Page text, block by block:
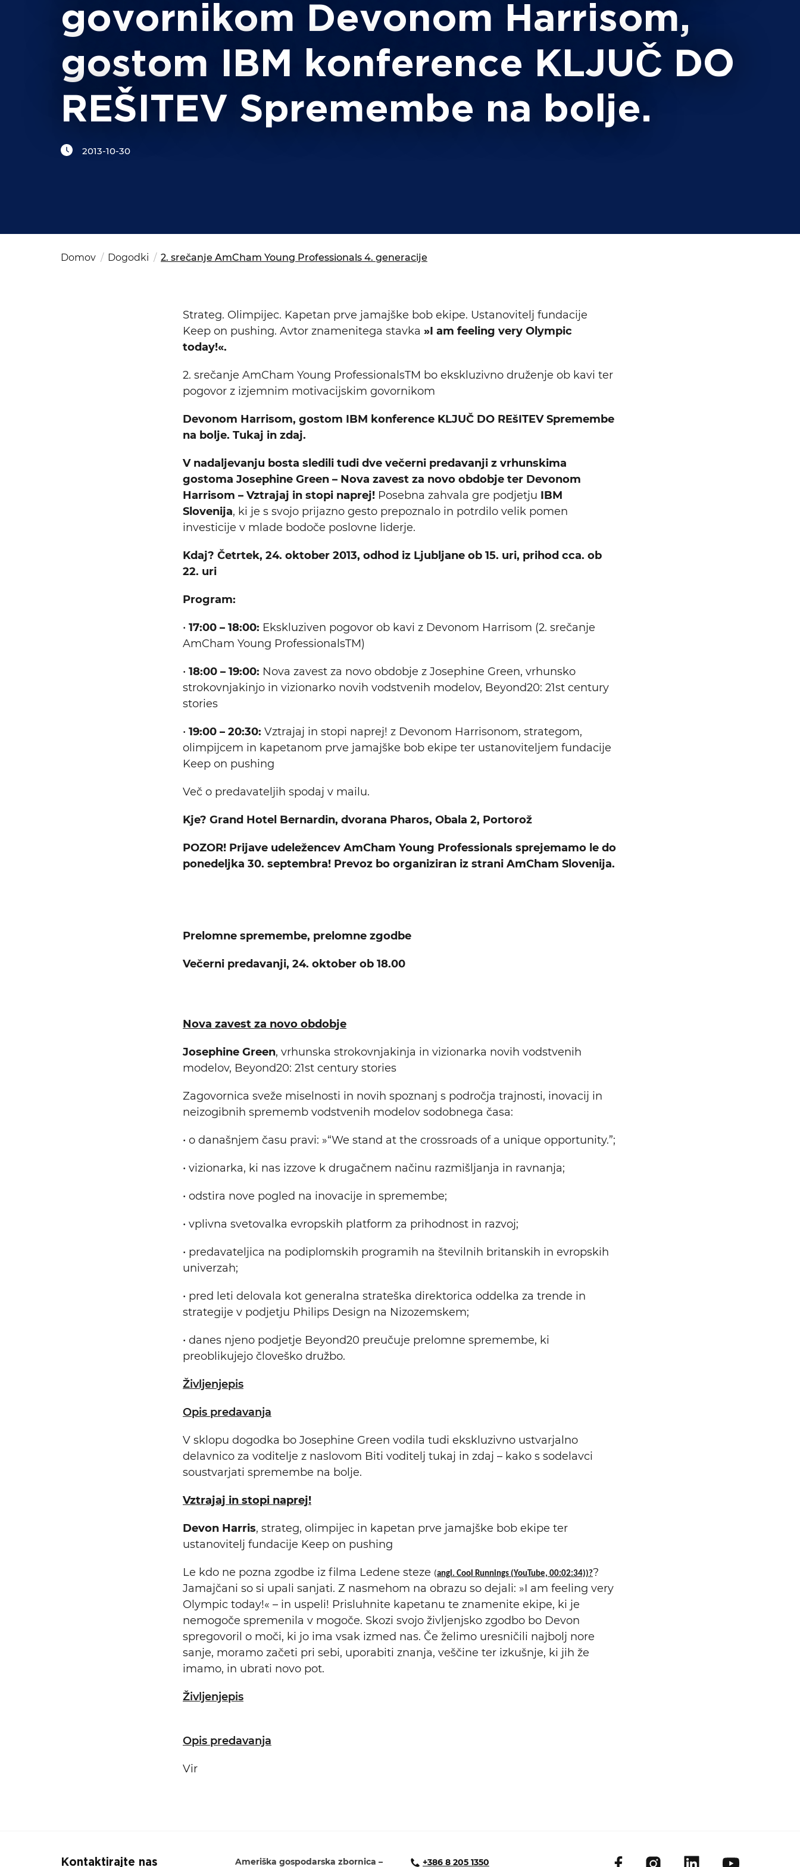
dela in izobraževanja
OSAC Ljubljana
Believe in Slovenia
A Business Solutions
govornikom Devonom Harrisom,
gostom IBM konference KLJUČ DO
REŠITEV Spremembe na bolje.
2013-10-30
Domov Dogodki 2. srečanje AmCham Young Professionals 4. generacije
Strateg. Olimpijec. Kapetan prve jamajške bob ekipe. Ustanovitelj fundacije
Keep on pushing. Avtor znamenitega stavka »I am feeling very Olympic
today!«.
2. srečanje AmCham Young ProfessionalsTM bo ekskluzivno druženje ob kavi ter
pogovor z izjemnim motivacijskim govornikom
Devonom Harrisom, gostom IBM konference KLJUČ DO REšITEV Spremembe
na bolje. Tukaj in zdaj.
V nadaljevanju bosta sledili tudi dve večerni predavanji z vrhunskima
gostoma Josephine Green – Nova zavest za novo obdobje ter Devonom
Harrisom – Vztrajaj in stopi naprej! Posebna zahvala gre podjetju IBM
Slovenija, ki je s svojo prijazno gesto prepoznalo in potrdilo velik pomen
investicije v mlade bodoče poslovne liderje.
Kdaj? Četrtek, 24. oktober 2013, odhod iz Ljubljane ob 15. uri, prihod cca. ob
22. uri
Program:
• 17:00 – 18:00: Ekskluziven pogovor ob kavi z Devonom Harrisom (2. srečanje
AmCham Young ProfessionalsTM)
• 18:00 – 19:00: Nova zavest za novo obdobje z Josephine Green, vrhunsko
strokovnjakinjo in vizionarko novih vodstvenih modelov, Beyond20: 21st century
stories
• 19:00 – 20:30: Vztrajaj in stopi naprej! z Devonom Harrisonom, strategom,
olimpijcem in kapetanom prve jamajške bob ekipe ter ustanoviteljem fundacije
Keep on pushing
Več o predavateljih spodaj v mailu.
Kje? Grand Hotel Bernardin, dvorana Pharos, Obala 2, Portorož
POZOR! Prijave udeležencev AmCham Young Professionals sprejemamo le do
ponedeljka 30. septembra! Prevoz bo organiziran iz strani AmCham Slovenija.
Prelomne spremembe, prelomne zgodbe
Večerni predavanji, 24. oktober ob 18.00
Nova zavest za novo obdobje
Josephine Green, vrhunska strokovnjakinja in vizionarka novih vodstvenih
modelov, Beyond20: 21st century stories
Zagovornica sveže miselnosti in novih spoznanj s področja trajnosti, inovacij in
neizogibnih sprememb vodstvenih modelov sodobnega časa:
• o današnjem času pravi: »“We stand at the crossroads of a unique opportunity.”;
• vizionarka, ki nas izzove k drugačnem načinu razmišljanja in ravnanja;
• odstira nove pogled na inovacije in spremembe;
• vplivna svetovalka evropskih platform za prihodnost in razvoj;
• predavateljica na podiplomskih programih na številnih britanskih in evropskih
univerzah;
• pred leti delovala kot generalna strateška direktorica oddelka za trende in
strategije v podjetju Philips Design na Nizozemskem;
• danes njeno podjetje Beyond20 preučuje prelomne spremembe, ki
preoblikujejo človeško družbo.
Življenjepis
Opis predavanja
V sklopu dogodka bo Josephine Green vodila tudi ekskluzivno ustvarjalno
delavnico za voditelje z naslovom Biti voditelj tukaj in zdaj – kako s sodelavci
soustvarjati spremembe na bolje.
Vztrajaj in stopi naprej!
Devon Harris, strateg, olimpijec in kapetan prve jamajške bob ekipe ter
ustanovitelj fundacije Keep on pushing
Le kdo ne pozna zgodbe iz filma Ledene steze (angl. Cool Runnings (YouTube, 00:02:34))??
Jamajčani so si upali sanjati. Z nasmehom na obrazu so dejali: »I am feeling very
Olympic today!« – in uspeli! Prisluhnite kapetanu te znamenite ekipe, ki je
nemogoče spremenila v mogoče. Skozi svojo življenjsko zgodbo bo Devon
spregovoril o moči, ki jo ima vsak izmed nas. Če želimo uresničili najbolj nore
sanje, moramo začeti pri sebi, uporabiti znanja, veščine ter izkušnje, ki jih že
imamo, in ubrati novo pot.
Življenjepis
Opis predavanja
Vir
Kontaktirajte nas Ameriška gospodarska zbornica – +386 8 205 1350